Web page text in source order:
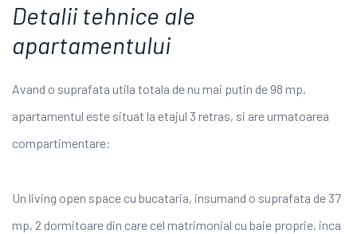
Detalii tehnice ale
apartamentului
Avand o suprafata utila totala de nu mai putin de 98 mp,
apartamentul este situat la etajul 3 retras, si are urmatoarea
compartimentare:
Un living open space cu bucataria, insumand o suprafata de 37
mp, 2 dormitoare din care cel matrimonial cu baie proprie, inca